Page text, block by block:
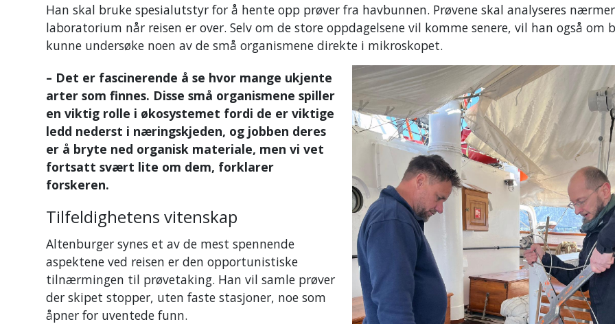
Han skal bruke spesialutstyr for å hente opp prøver fra havbunnen. Prøvene skal analyseres
laboratorium når reisen er over. Selv om de store oppdagelsene vil komme senere, vil han også om
kunne undersøke noen av de små organismene direkte i mikroskopet.
– Det er fascinerende å se hvor mange ukjente
arter som finnes. Disse små organismene spiller
en viktig rolle i økosystemet fordi de er viktige
ledd nederst i næringskjeden, og jobben deres
er å bryte ned organisk materiale, men vi vet
fortsatt svært lite om dem, forklarer
forskeren.
Tilfeldighetens vitenskap
Altenburger synes et av de mest spennende
aspektene ved reisen er den opportunistiske
tilnærmingen til prøvetaking. Han vil samle prøver
der skipet stopper, uten faste stasjoner, noe som
åpner for uventede funn.